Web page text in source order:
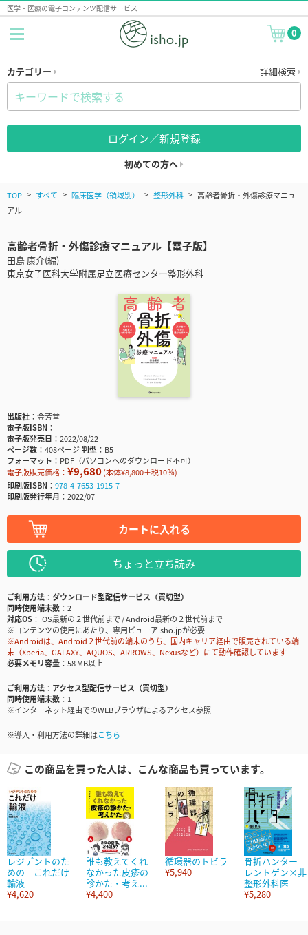
医学・医療の電子コンテンツ配信サービス
0
カテゴリー 詳細検索
ログイン／新規登録
初めての方へ
TOP すべて 臨床医学（領域別） 整形外科
高齢者骨折・外傷診療マニュ
アル
高齢者骨折・外傷診療マニュアル【電子版】
田島 康介(編)
東京女子医科大学附属足立医療センター整形外科
出版社
金芳堂
電子版ISBN
電子版発売日
2022/08/22
ページ数
408ページ判型
B5
フォーマット
PDF（パソコンへのダウンロード不可）
電子版販売価格： ¥9,680(本体¥8,800＋税10％)
印刷版ISBN
978-4-7653-1915-7
印刷版発行年月
2022/07
カートに入れる
ちょっと立ち読み
ご利用方法
ダウンロード型配信サービス（買切型）
同時使用端末数
2
対応OS
iOS最新の２世代前まで / Android最新の２世代前まで
※コンテンツの使用にあたり、専用ビューアisho.jpが必要
※Androidは、Android２世代前の端末のうち、国内キャリア経由で販売されている端
末（Xperia、GALAXY、AQUOS、ARROWS、Nexusなど）にて動作確認しています
必要メモリ容量
58 MB以上
ご利用方法
アクセス型配信サービス（買切型）
同時使用端末数
1
※インターネット経由でのWEBブラウザによるアクセス参照
※導入・利用方法の詳細はこちら
この商品を買った人は、こんな商品も買っています。
レジデントのた
めの これだけ
輸液
¥4,620
誰も教えてくれ
なかった皮疹の
診かた・考え...
¥4,400
循環器のトビラ
¥5,940
骨折ハンター
レントゲン×非
整形外科医
¥5,280